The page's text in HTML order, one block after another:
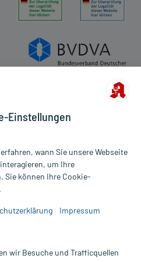
zzgl. Versandkosten
werden ausschließlich für
durch einen Arzt. Bitte
| Diese Webseite benutzt
dazu die wichtigen Hinweise in
Einstellungen
wann Sie unsere Webseite
um Ihre
Sie können Ihre Cookie-
Impressum
wir Besuche und Trafficquellen